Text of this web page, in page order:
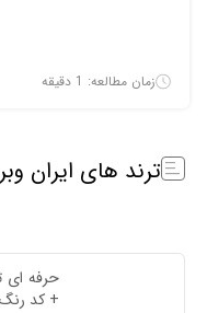
زمان مطالعه: 1 دقیقه
ترند های ایران وبر
حرفه ای
+ کد